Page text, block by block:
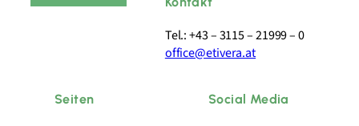
Tel.: +43 – 3115 – 21999 – 0
office@etivera.at
Seiten Social Media